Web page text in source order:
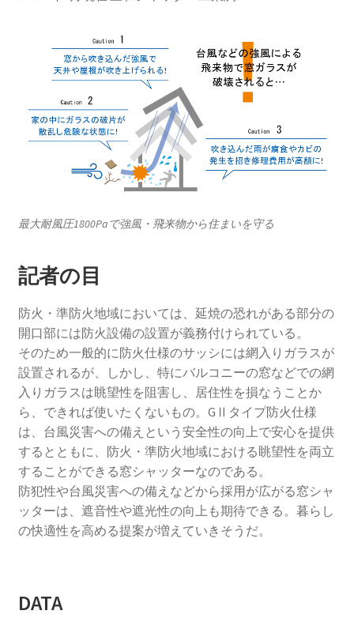
最大耐風圧1800Paで強風・飛来物から住まいを守る
記者の目
防火・準防火地域においては、延焼の恐れがある部分の
開口部には防火設備の設置が義務付けられている。
そのため一般的に防火仕様のサッシには網入りガラスが
設置されるが、しかし、特にバルコニーの窓などでの網
入りガラスは眺望性を阻害し、居住性を損なうことか
ら、できれば使いたくないもの。GⅡタイプ防火仕様
は、台風災害への備えという安全性の向上で安心を提供
するとともに、防火・準防火地域における眺望性を両立
することができる窓シャッターなのである。
防犯性や台風災害への備えなどから採用が広がる窓シャ
ッターは、遮音性や遮光性の向上も期待できる。暮らし
の快適性を高める提案が増えていきそうだ。
DATA